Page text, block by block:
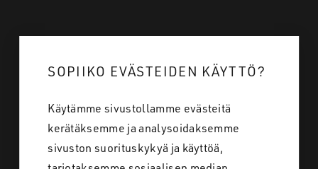
Tietoa meistä
Töihin meille
Yhteystiedot
SOPIIKO EVÄSTEIDEN KÄYTTÖ?
Käytämme sivustollamme evästeitä
kerätäksemme ja analysoidaksemme
sivuston suorituskykyä ja käyttöä,